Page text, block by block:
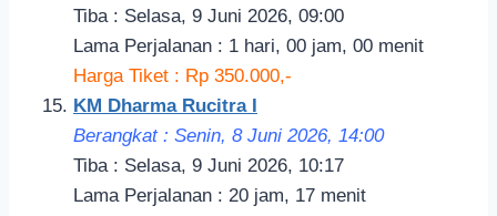
Tiba : Selasa, 9 Juni 2026, 09:00
Lama Perjalanan : 1 hari, 00 jam, 00 menit
Harga Tiket : Rp 350.000,-
KM Dharma Rucitra I
Berangkat : Senin, 8 Juni 2026, 14:00
Tiba : Selasa, 9 Juni 2026, 10:17
Lama Perjalanan : 20 jam, 17 menit